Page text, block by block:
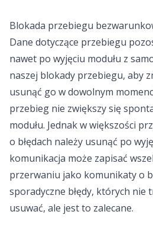
Blokada przebiegu
Dane dotyczące przebiegu
nawet po wyjęciu modułu z
naszej blokady przebiegu, aby
usunąć go w dowolnym
przebieg nie zwiększy się
modułu. Jednak w większości
o błędach należy usunąć po
komunikacja może zapisać
przerwaniu jako komunikaty o
sporadyczne błędy, których nie
usuwać, ale jest to zalecane.